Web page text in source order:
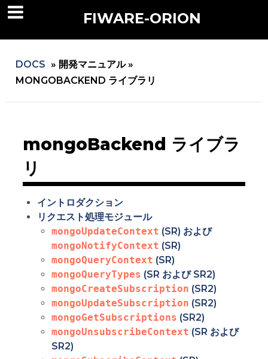
FIWARE-ORION
DOCS » 開発マニュアル »
MONGOBACKEND ライブラリ
mongoBackend ライブラ
リ
イントロダクション
リクエスト処理モジュール
mongoUpdateContext (SR) および
mongoNotifyContext (SR)
mongoQueryContext (SR)
mongoQueryTypes (SR および SR2)
mongoCreateSubscription (SR2)
mongoUpdateSubscription (SR2)
mongoGetSubscriptions (SR2)
mongoUnsubscribeContext (SR および
SR2)